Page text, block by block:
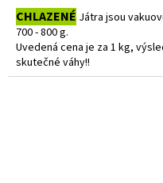
CHLAZENÉ Játra jsou
700 - 800 g.
Uvedená cena je za 1 kg,
skutečné váhy!!
Do košíku vkládejte počet